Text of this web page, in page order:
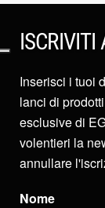
ISCRIVITI
Inserisci i tuoi
lanci di
esclusive di
volentieri la
annullare
Nome